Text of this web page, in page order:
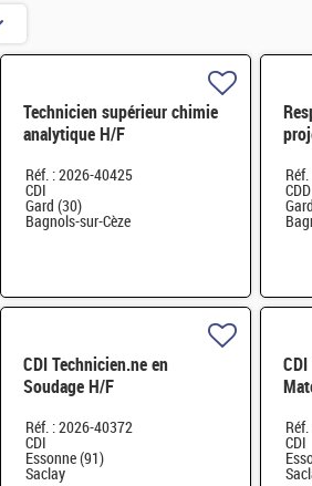
Technicien supérieur chimie
analytique H/F
Réf. : 2026-40425
CDI
Gard (30)
Bagnols-sur-Cèze
CDD
CDI Technicien.ne en
Soudage H/F
Réf. : 2026-40372
CDI
Essonne (91)
Saclay
CDI